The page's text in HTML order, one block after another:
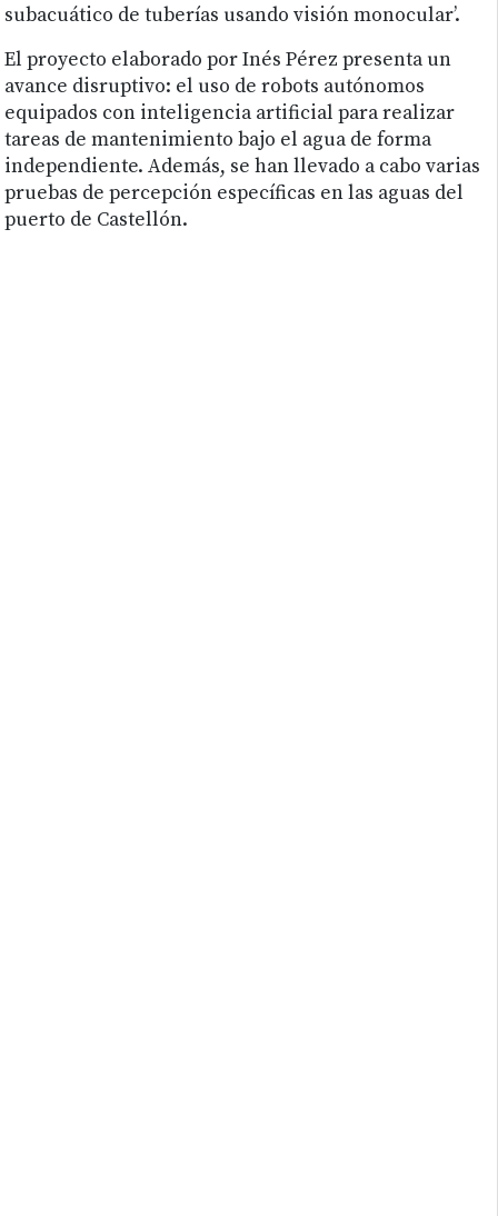
subacuático de tuberías usando visión monocular’.
El proyecto elaborado por Inés Pérez presenta un
avance disruptivo: el uso de robots autónomos
equipados con inteligencia artificial para realizar
tareas de mantenimiento bajo el agua de forma
independiente. Además, se han llevado a cabo varias
pruebas de percepción específicas en las aguas del
puerto de Castellón.